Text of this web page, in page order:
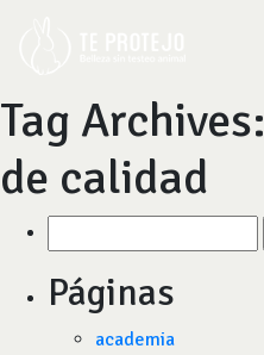
Tag Archives:
de calidad
por:
Páginas
academia